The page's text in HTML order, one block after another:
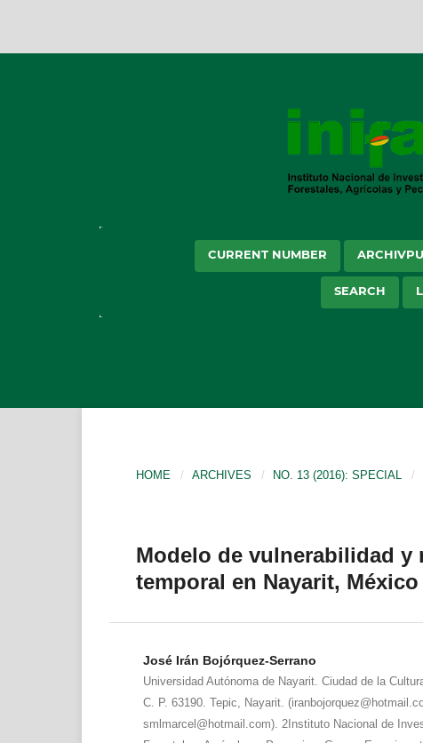
CURRENT NUMBER
SEARCH
HOME / ARCHIVES / NO. 13 (2016): SPECIAL /
Modelo de vulnerabilidad y
temporal en Nayarit, México
José Irán Bojórquez-Serrano
Universidad Autónoma de Nayarit. Ciudad de la
C. P. 63190. Tepic, Nayarit.
smlmarcel@hotmail.com). 2Instituto Nacional de